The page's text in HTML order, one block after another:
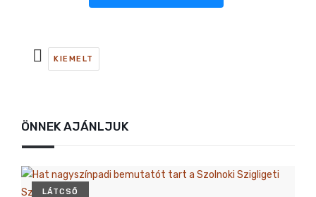
KIEMELT
ÖNNEK AJÁNLJUK
LÁTCSŐ